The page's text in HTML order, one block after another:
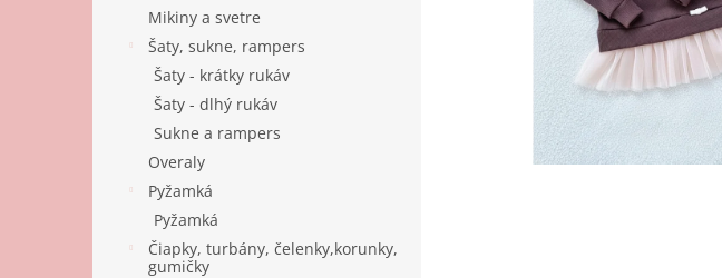
Mikiny a svetre
Šaty, sukne, rampers
Šaty - krátky rukáv
Šaty - dlhý rukáv
Sukne a rampers
Overaly
Pyžamká
Pyžamká
Čiapky, turbány, čelenky,korunky,
gumičky